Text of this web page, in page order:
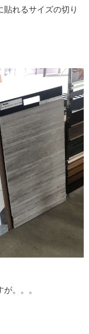
れるサイズの切り
。。。